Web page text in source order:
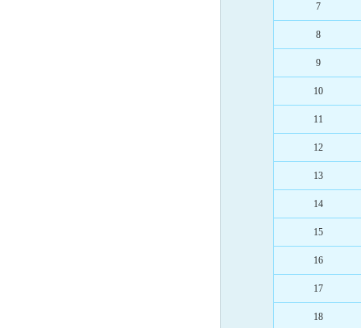
7
8
9
10
11
12
13
14
15
16
17
18